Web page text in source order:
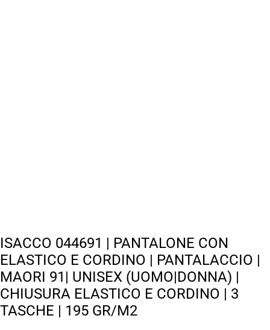
ISACCO 044691 | PANTALONE CON
ELASTICO E CORDINO | PANTALACCIO |
MAORI 91| UNISEX (UOMO|DONNA) |
CHIUSURA ELASTICO E CORDINO | 3
TASCHE | 195 GR/M2